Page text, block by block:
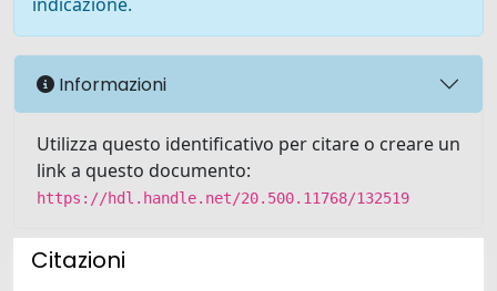
Informazioni
Utilizza questo identificativo per citare o creare un
link a questo documento:
https://hdl.handle.net/20.500.11768/132519
Citazioni